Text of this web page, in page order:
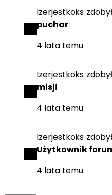
Izerjestkoks zdobył
puchar
4 lata temu
Izerjestkoks zdobył
misji
4 lata temu
Izerjestkoks zdobył
Użytkownik
4 lata temu